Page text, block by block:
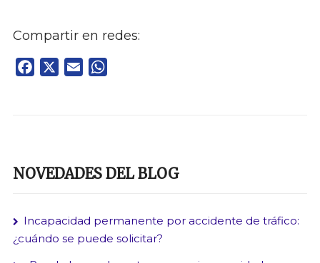
Compartir en redes:
Facebook Email
NOVEDADES DEL BLOG
Incapacidad permanente por accidente de tráfico:
¿cuándo se puede solicitar?